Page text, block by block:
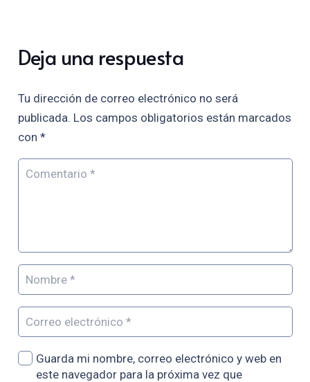
Deja una respuesta
Tu dirección de correo electrónico no será
publicada. Los campos obligatorios están marcados
con *
Guarda mi nombre, correo electrónico y web en
este navegador para la próxima vez que